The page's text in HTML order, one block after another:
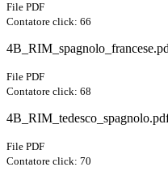
File PDF
Contatore click: 66
File PDF
Contatore click: 68
File PDF
Contatore click: 70